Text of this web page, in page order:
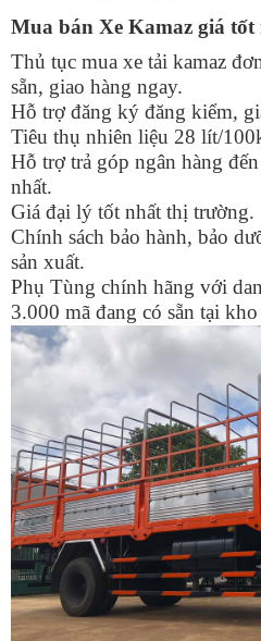
Mua bán Xe Kamaz giá
Thủ tục mua xe tải kamaz
sẵn, giao hàng ngay.
Hỗ trợ đăng ký đăng kiểm,
Tiêu thụ nhiên liệu 28 lít/
Hỗ trợ trả góp ngân hàng
nhất.
Giá đại lý tốt nhất thị trường.
Chính sách bảo hành, bảo
sản xuất.
Phụ Tùng chính hãng với
3.000 mã đang có sẵn tại kho